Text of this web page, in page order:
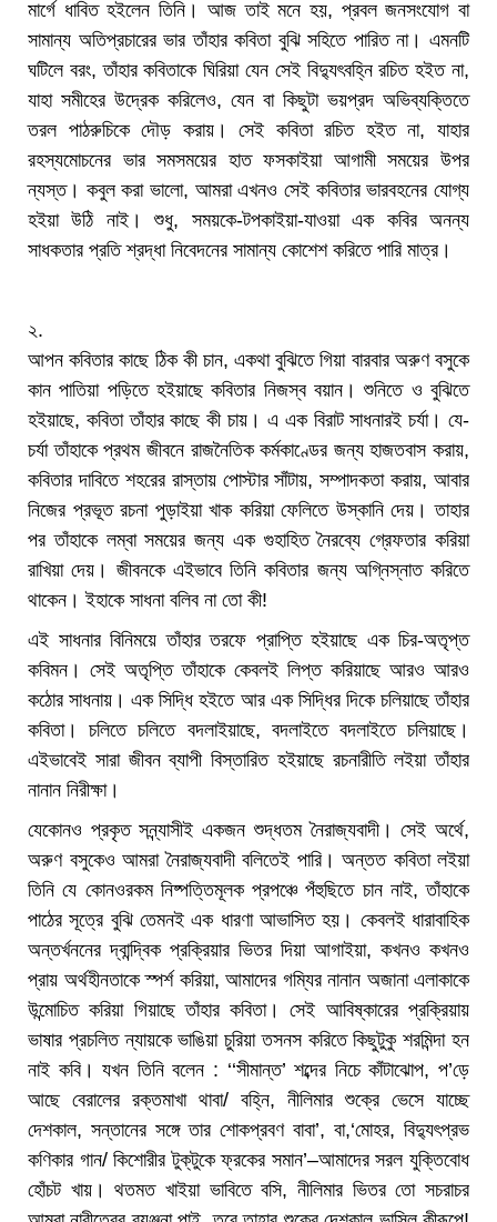
মার্গে ধাবিত হইলেন তিনি। আজ তাই মনে হয়, প্রবল জনসংযোগ বা
সামান্য অতিপ্রচারের ভার তাঁহার কবিতা বুঝি সহিতে পারিত না। এমনটি
ঘটিলে বরং, তাঁহার কবিতাকে ঘিরিয়া যেন সেই বিদ্যুৎবহ্নি রচিত হইত না,
যাহা সমীহের উদ্রেক করিলেও, যেন বা কিছুটা ভয়প্রদ অভিব্যক্তিতে
তরল পাঠরুচিকে দৌড় করায়। সেই কবিতা রচিত হইত না, যাহার
রহস্যমোচনের ভার সমসময়ের হাত ফসকাইয়া আগামী সময়ের উপর
ন্যস্ত। কবুল করা ভালো, আমরা এখনও সেই কবিতার ভারবহনের যোগ্য
হইয়া উঠি নাই। শুধু, সময়কে-টপকাইয়া-যাওয়া এক কবির অনন্য
সাধকতার প্রতি শ্রদ্ধা নিবেদনের সামান্য কোশেশ করিতে পারি মাত্র।
২.
আপন কবিতার কাছে ঠিক কী চান, একথা বুঝিতে গিয়া বারবার অরুণ বসুকে
কান পাতিয়া পড়িতে হইয়াছে কবিতার নিজস্ব বয়ান। শুনিতে ও বুঝিতে
হইয়াছে, কবিতা তাঁহার কাছে কী চায়। এ এক বিরাট সাধনারই চর্যা। যে-
চর্যা তাঁহাকে প্রথম জীবনে রাজনৈতিক কর্মকাণ্ডের জন্য হাজতবাস করায়,
কবিতার দাবিতে শহরের রাস্তায় পোস্টার সাঁটায়, সম্পাদকতা করায়, আবার
নিজের প্রভূত রচনা পুড়াইয়া খাক করিয়া ফেলিতে উস্কানি দেয়। তাহার
পর তাঁহাকে লম্বা সময়ের জন্য এক গুহাহিত নৈরব্যে গ্রেফতার করিয়া
রাখিয়া দেয়। জীবনকে এইভাবে তিনি কবিতার জন্য অগ্নিস্নাত করিতে
থাকেন। ইহাকে সাধনা বলিব না তো কী!
এই সাধনার বিনিময়ে তাঁহার তরফে প্রাপ্তি হইয়াছে এক চির-অতৃপ্ত
কবিমন। সেই অতৃপ্তি তাঁহাকে কেবলই লিপ্ত করিয়াছে আরও আরও
কঠোর সাধনায়। এক সিদ্ধি হইতে আর এক সিদ্ধির দিকে চলিয়াছে তাঁহার
কবিতা। চলিতে চলিতে বদলাইয়াছে, বদলাইতে বদলাইতে চলিয়াছে।
এইভাবেই সারা জীবন ব্যাপী বিস্তারিত হইয়াছে রচনারীতি লইয়া তাঁহার
নানান নিরীক্ষা।
যেকোনও প্রকৃত সন্ন্যাসীই একজন শুদ্ধতম নৈরাজ্যবাদী। সেই অর্থে,
অরুণ বসুকেও আমরা নৈরাজ্যবাদী বলিতেই পারি। অন্তত কবিতা লইয়া
তিনি যে কোনওরকম নিষ্পত্তিমূলক প্রপঞ্চে পঁহুছিতে চান নাই, তাঁহাকে
পাঠের সূত্রে বুঝি তেমনই এক ধারণা আভাসিত হয়। কেবলই ধারাবাহিক
অন্তর্খননের দ্বান্দ্বিক প্রক্রিয়ার ভিতর দিয়া আগাইয়া, কখনও কখনও
প্রায় অর্থহীনতাকে স্পর্শ করিয়া, আমাদের গম্যির নানান অজানা এলাকাকে
উন্মোচিত করিয়া গিয়াছে তাঁহার কবিতা। সেই আবিষ্কারের প্রক্রিয়ায়
ভাষার প্রচলিত ন্যায়কে ভাঙিয়া চুরিয়া তসনস করিতে কিছুটুকু শরমিন্দা হন
নাই কবি। যখন তিনি বলেন : ‘‘সীমান্ত’ শব্দের নিচে কাঁটাঝোপ, প’ড়ে
আছে বেরালের রক্তমাখা থাবা/ বহ্নি, নীলিমার শুক্রে ভেসে যাচ্ছে
দেশকাল, সন্তানের সঙ্গে তার শোকপ্রবণ বাবা’, বা,‘মোহর, বিদ্যুৎপ্রভ
কণিকার গান/ কিশোরীর টুক্‌টুকে ফ্রকের সমান’–আমাদের সরল যুক্তিবোধ
হোঁচট খায়। থতমত খাইয়া ভাবিতে বসি, নীলিমার ভিতর তো সচরাচর